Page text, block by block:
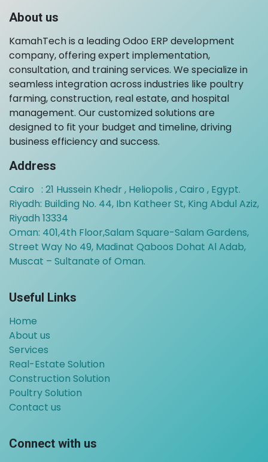
About us
KamahTech is a leading Odoo ERP development
company, offering expert implementation,
consultation, and training services. We specialize in
seamless integration across industries like poultry
farming, construction, real estate, and hospital
management. Our customized solutions are
designed to fit your budget and timeline, driving
business efficiency and success.
Address
Cairo : 21 Hussein Khedr , Heliopolis , Cairo , Egypt.
Riyadh: Building No. 44, Ibn Katheer St, King Abdul Aziz,
Riyadh 13334
Oman: 401,4th Floor,Salam Square-Salam Gardens,
Street Way No 49, Madinat Qaboos Dohat Al Adab,
Muscat – Sultanate of Oman.
Useful Links
Home
About us
Services
Real-Estate Solution
Construction Solution
Poultry Solution
Contact us
Connect with us